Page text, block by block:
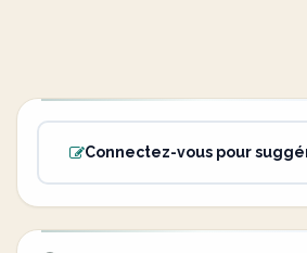
Connectez-vous pour